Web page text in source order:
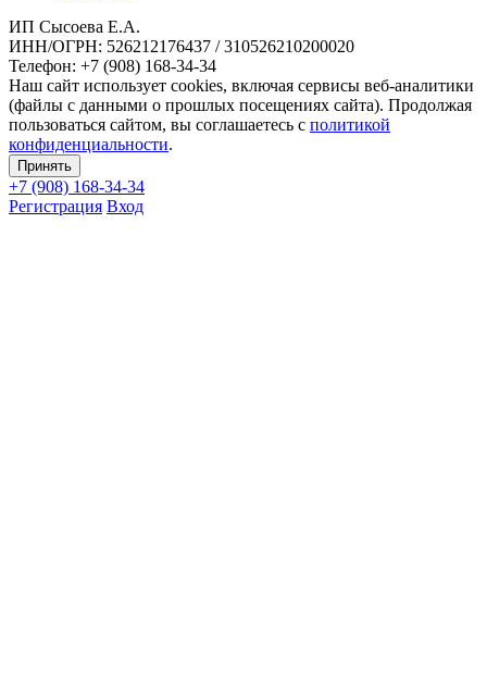
ИП Сысоева Е.А.
ИНН/ОГРН: 526212176437 / 310526210200020
Телефон: +7 (908) 168-34-34
Наш сайт использует cookies, включая сервисы веб-аналитики
(файлы с данными о прошлых посещениях сайта). Продолжая
пользоваться сайтом, вы соглашаетесь с политикой
конфиденциальности.
Принять
+7 (908) 168-34-34
Регистрация Вход